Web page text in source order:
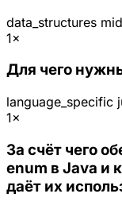
data_structures
1×
Для чего
language_specific
1×
За счёт чего
enum в Java и
даёт их